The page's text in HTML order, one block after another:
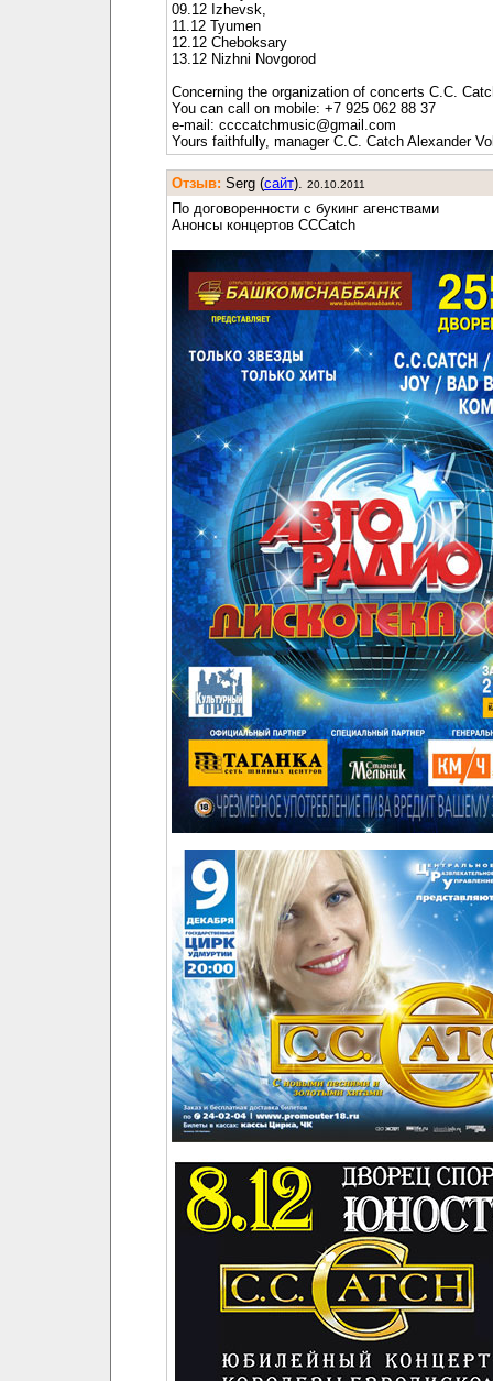
09.12 Izhevsk,
11.12 Tyumen
12.12 Cheboksary
13.12 Nizhni Novgorod
Concerning the organization of concerts C.C.
You can call on mobile: +7 925 062 88 37
e-mail: ccccatchmusic@gmail.com
Yours faithfully, manager C.C. Catch Alexander
Отзыв: Serg (cайт). 20.10.2011
По договоренности с букинг агенствами
Анонсы концертов CCCatch